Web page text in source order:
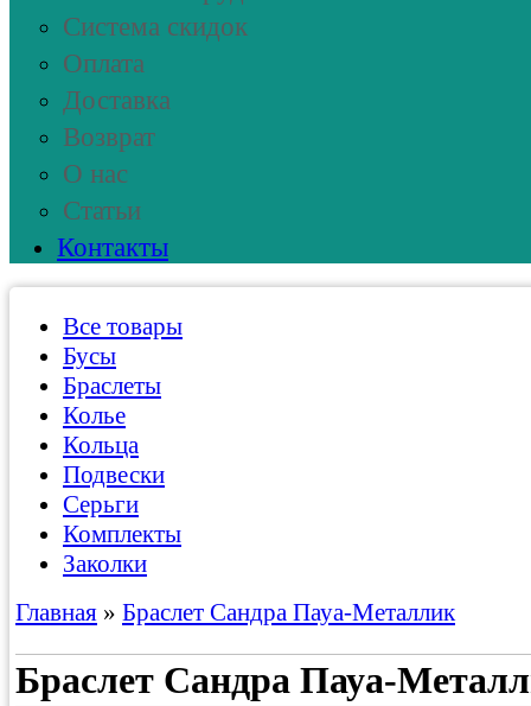
Система скидок
Оплата
Доставка
Возврат
О нас
Статьи
Контакты
Все товары
Бусы
Браслеты
Колье
Кольца
Подвески
Серьги
Комплекты
Заколки
Главная » Браслет Сандра Пауа-Металлик
Браслет Сандра Пауа-